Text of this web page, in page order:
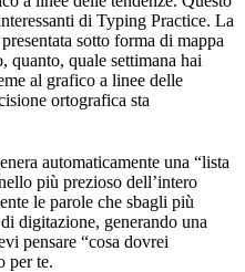
di Typing Practice. La
sotto forma di mappa
quanto, quale settimana hai
al grafico a linee delle
ortografica sta
automaticamente una “lista
più prezioso dell’intero
le parole che sbagli più
digitazione, generando una
pensare “cosa dovrei
per te.